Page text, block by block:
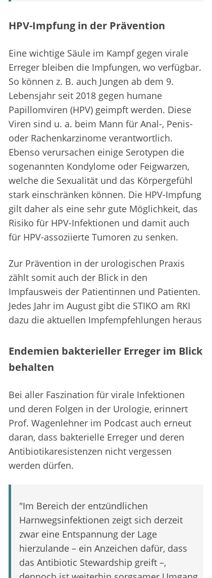
HPV-Impfung in der Prävention
Eine wichtige Säule im Kampf gegen virale
Erreger bleiben die Impfungen, wo verfügbar.
So können z. B. auch Jungen ab dem 9.
Lebensjahr seit 2018 gegen humane
Papillomviren (HPV) geimpft werden. Diese
Viren sind u. a. beim Mann für Anal-, Penis-
oder Rachenkarzinome verantwortlich.
Ebenso verursachen einige Serotypen die
sogenannten Kondylome oder Feigwarzen,
welche die Sexualität und das Körpergefühl
stark einschränken können. Die HPV-Impfung
gilt daher als eine sehr gute Möglichkeit, das
Risiko für HPV-Infektionen und damit auch
für HPV-assoziierte Tumoren zu senken.
Zur Prävention in der urologischen Praxis
zählt somit auch der Blick in den
Impfausweis der Patientinnen und Patienten.
Jedes Jahr im August gibt die STIKO am RKI
dazu die aktuellen Impfempfehlungen heraus
Endemien bakterieller Erreger im Blick
behalten
Bei aller Faszination für virale Infektionen
und deren Folgen in der Urologie, erinnert
Prof. Wagenlehner im Podcast auch erneut
daran, dass bakterielle Erreger und deren
Antibiotikaresistenzen nicht vergessen
werden dürfen.
"Im Bereich der entzündlichen
Harnwegsinfektionen zeigt sich derzeit
zwar eine Entspannung der Lage
hierzulande – ein Anzeichen dafür, dass
das Antibiotic Stewardship greift –,